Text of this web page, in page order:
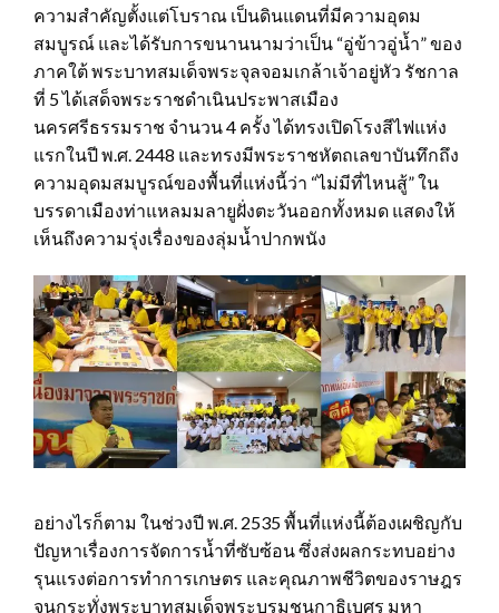
ความสำคัญตั้งแต่โบราณ เป็นดินแดนที่มีความอุดม
สมบูรณ์ และได้รับการขนานนามว่าเป็น “อู่ข้าวอู่น้ำ” ของ
ภาคใต้ พระบาทสมเด็จพระจุลจอมเกล้าเจ้าอยู่หัว รัชกาล
ที่ 5 ได้เสด็จพระราชดำเนินประพาสเมือง
นครศรีธรรมราช จำนวน 4 ครั้ง ได้ทรงเปิดโรงสีไฟแห่ง
แรกในปี พ.ศ. 2448 และทรงมีพระราชหัตถเลขาบันทึกถึง
ความอุดมสมบูรณ์ของพื้นที่แห่งนี้ว่า “ไม่มีที่ไหนสู้” ใน
บรรดาเมืองท่าแหลมมลายูฝั่งตะวันออกทั้งหมด แสดงให้
เห็นถึงความรุ่งเรื่องของลุ่มน้ำปากพนัง
อย่างไรก็ตาม ในช่วงปี พ.ศ. 2535 พื้นที่แห่งนี้ต้องเผชิญกับ
ปัญหาเรื่องการจัดการน้ำที่ซับซ้อน ซึ่งส่งผลกระทบอย่าง
รุนแรงต่อการทำการเกษตร และคุณภาพชีวิตของราษฎร
จนกระทั่งพระบาทสมเด็จพระบรมชนกาธิเบศร มหา